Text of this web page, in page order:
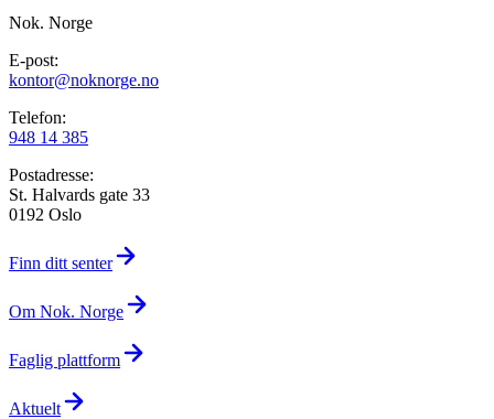
Nok. Norge
E-post:
kontor@noknorge.no
Telefon:
948 14 385
Postadresse:
St. Halvards gate 33
0192 Oslo
Finn ditt senter
Om Nok. Norge
Faglig plattform
Aktuelt